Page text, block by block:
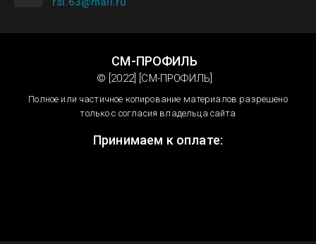
СМ-ПРОФИЛЬ
© [2022] [СМ-ПРОФИЛЬ]
Полное или частичное копирование материалов разрешено
только с согласия владельца сайта
Принимаем к оплате: